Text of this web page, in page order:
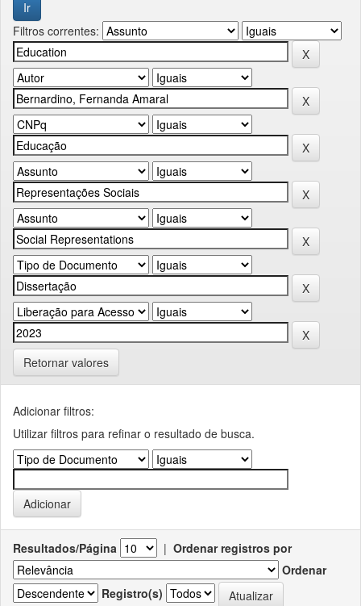
Filtros correntes:
Retornar valores
Adicionar filtros:
Utilizar filtros para refinar o resultado de busca.
Resultados/Página | Ordenar registros por
Ordenar
Registro(s)